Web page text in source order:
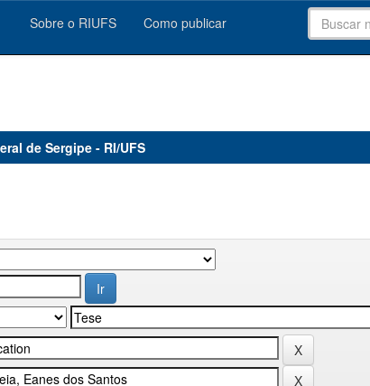
Sobre o RIUFS Como publicar
de Sergipe - RI/UFS